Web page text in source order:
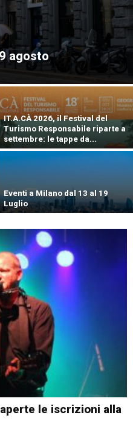
agosto
IT.A.CÀ 2026, il Festival del
Turismo Responsabile riparte a
settembre: le tappe da...
Eventi a Milano dal 13 al 19
Luglio
le iscrizioni alla